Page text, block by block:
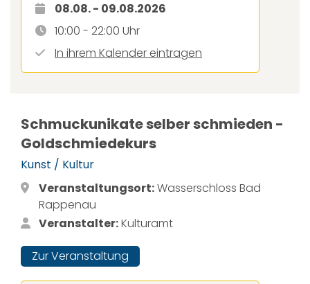
08.08. - 09.08.2026
10:00 - 22:00 Uhr
In ihrem Kalender eintragen
Schmuckunikate selber schmieden -
Goldschmiedekurs
Kunst / Kultur
Veranstaltungsort:Wasserschloss Bad
Rappenau
Veranstalter:Kulturamt
Zur Veranstaltung